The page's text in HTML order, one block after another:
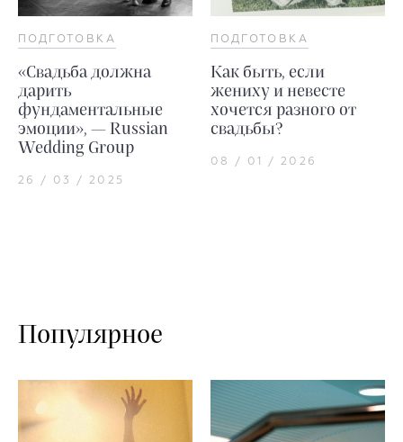
ПОДГОТОВКА
«Свадьба должна
дарить
фундаментальные
эмоции», — Russian
Wedding Group
26 / 03 / 2025
ПОДГОТОВКА
Как быть, если
жениху и невесте
хочется разного от
свадьбы?
08 / 01 / 2026
Популярное